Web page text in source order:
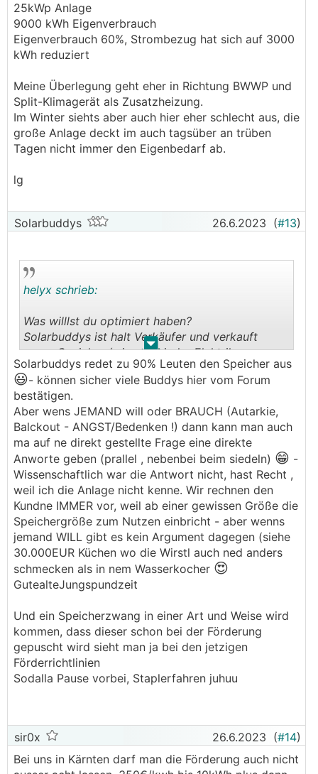
25kWp Anlage
9000 kWh Eigenverbrauch
Eigenverbrauch 60%, Strombezug hat sich auf 3000
kWh reduziert
Meine Überlegung geht eher in Richtung BWWP und
Split-Klimagerät als Zusatzheizung.
Im Winter siehts aber auch hier eher schlecht aus, die
große Anlage deckt im auch tagsüber an trüben
Tagen nicht immer den Eigenbedarf ab.
lg
Solarbuddys 26.6.2023 (#13)
. .
helyx schrieb:
Was willlst du optimiert haben?
Solarbuddys ist halt Verkäufer und verkauft
gerne Speicher (wie wohl jeder Elektriker -
leichter verdient sich das Geld halt kaum).
Schau dir mal den Unabhängigkeitsrechner der
HTW Berlin an.
https://solar.htw-berlin.de/rechner/unabhaengigk
eitsrechner/
Oder der SUSI Rechner des EIV-Vorarlberg
https://www.energieinstitut.at/tools/susi/
Grundsätzlich gilt - wenn du der Umwelt was
gutes tun willst und möglichst einen guten
finanziellen Invest haben - PV maximal
vergrößern.
Wenn du eine Spielerei haben willst und
Solarbuddys redet zu 90% Leuten den Speicher aus
😃- können sicher viele Buddys hier vom Forum
bestätigen.
Aber wens JEMAND will oder BRAUCH (Autarkie,
Balckout - ANGST/Bedenken !) dann kann man auch
ma auf ne direkt gestellte Frage eine direkte
Anworte geben (prallel , nebenbei beim siedeln) 😁 -
Wissenschaftlich war die Antwort nicht, hast Recht ,
weil ich die Anlage nicht kenne. Wir rechnen den
Kundne IMMER vor, weil ab einer gewissen Größe die
Speichergröße zum Nutzen einbricht - aber wenns
jemand WILL gibt es kein Argument dagegen (siehe
30.000EUR Küchen wo die Wirstl auch ned anders
schmecken als in nem Wasserkocher 😍
GutealteJungspundzeit
Und ein Speicherzwang in einer Art und Weise wird
kommen, dass dieser schon bei der Förderung
gepuscht wird sieht man ja bei den jetzigen
Förderrichtlinien
Sodalla Pause vorbei, Staplerfahren juhuu
sir0x 26.6.2023 (#14)
Bei uns in Kärnten darf man die Förderung auch nicht